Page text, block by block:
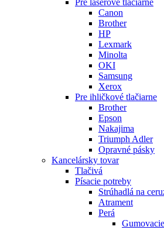
Pre laserové tlačiarne
Canon
Brother
HP
Lexmark
Minolta
OKI
Samsung
Xerox
Pre ihličkové tlačiarne
Brother
Epson
Nakajima
Triumph Adler
Opravné pásky
Kancelársky tovar
Tlačivá
Písacie potreby
Strúhadlá na
Atrament
Perá